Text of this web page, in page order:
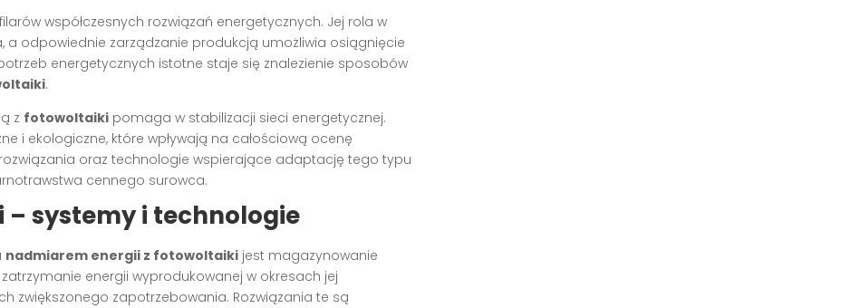
współczesnych rozwiązań energetycznych. Jej rola w
a odpowiednie zarządzanie produkcją umożliwia osiągnięcie
energetycznych istotne staje się znalezienie sposobów
.
z fotowoltaiki pomaga w stabilizacji sieci energetycznej.
i ekologiczne, które wpływają na całościową ocenę
oraz technologie wspierające adaptację tego typu
cennego surowca.
systemy i technologie
nadmiarem energii z fotowoltaiki jest magazynowanie
energii wyprodukowanej w okresach jej
zwiększonego zapotrzebowania. Rozwiązania te są